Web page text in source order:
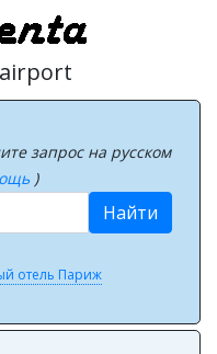
запрос на русском
)
Найти
отель Париж